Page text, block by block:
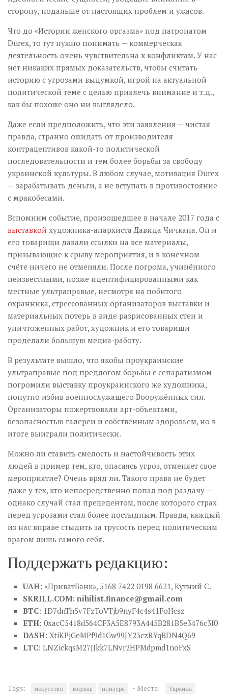
сторону, подальше от настоящих проблем и ужасов.
Что до «Истории женского оргазма» под патронатом
Durex, то тут нужно понимать — коммерческая
деятельность очень чувствительна к конфликтам. У нас
нет никаких прямых доказательств, чтобы считать
историю с угрозами выдумкой, игрой на актуальной
политической теме с целью привлечь внимание и т.д.,
как бы похоже оно ни выглядело.
Даже если предположить, что эти заявления — чистая
правда, странно ожидать от производителя
контрацептивов какой-то политической
последовательности и тем более борьбы за свободу
украинской культуры. В любом случае, мотивация Durex
— зарабатывать деньги, а не вступать в противостояние
с мракобесами.
Вспомним событие, произошедшее в начале 2017 года с
выставкой художника-анархиста Давида Чичкана. Он и
его товарищи давали ссылки на все материалы,
призывающие к срыву мероприятия, и в конечном
счёте ничего не отменяли. После погрома, учинённого
неизвестными, позже идентифицированными как
местные ультраправые, несмотря на побитого
охранника, стрессованных организаторов выставки и
материальных потерь в виде разрисованных стен и
уничтоженных работ, художник и его товарищи
проделали большую медиа-работу.
В результате вышло, что якобы проукраинские
ультраправые под предлогом борьбы с сепаратизмом
погромили выставку проукраинского же художника,
попутно избив военнослужащего Вооружённых сил.
Организаторы пожертвовали арт-объектами,
безопасностью галереи и собственным здоровьем, но в
итоге выиграли политически.
Можно ли ставить смелость и настойчивость этих
людей в пример тем, кто, опасаясь угроз, отменяет свое
мероприятие? Очень вряд ли. Такого права не будет
даже у тех, кто непосредственно попал под раздачу —
однако случай стал прецедентом, после которого страх
перед угрозами стал более постыдным. Правда, каждый
из нас вправе стыдить за трусость перед политическим
врагом лишь самого себя.
Поддержать редакцию:
UAH: «ПриватБанк», 5168 7422 0198 6621, Кутний С.
SKRILL.COM: nihilist.finance@gmail.com
BTC: 1D7dnTh5v7FzToVTjb9nyF4c4s41FoHcsz
ETH: 0xacC5418d564CF3A5E8793A445B281B5e3476c3f0
DASH: XtiKPjGeMPf9d1Gw99JY23czRYqBDN4Q69
LTC: LNZickqsM27JJkk7LNvr2HPMdpmd1noFxS
Tags: искусство мораль цензура · Места: Украина